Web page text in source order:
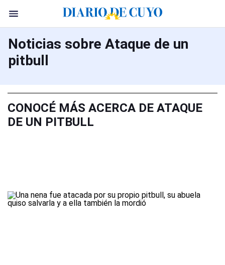
Noticias sobre Ataque de un
pitbull
CONOCÉ MÁS ACERCA DE ATAQUE
DE UN PITBULL